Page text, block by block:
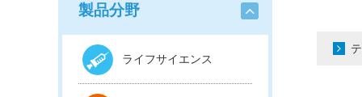
製品分野
ライフサイエンス